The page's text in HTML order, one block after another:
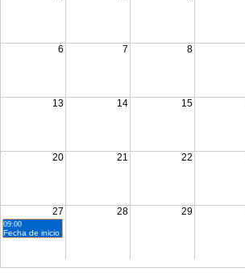
6 7 8
13 14 15
20 21 22
27 28 29
09:00
Fecha de inicio